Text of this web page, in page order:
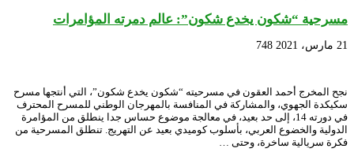
مسرحية “شكون يخدع شكون”: عالم دمرته المؤامرات
21 مارس، 2021 748
نجح المخرج أحمد العقون في مسرحيته “شكون يخدع شكون”، التي أنتجها مسرح
سكيكدة الجهوي، والمشاركة في المنافسة بالمهرجان الوطني للمسرح المحترف
في دورته 14، إلى حد بعيد، في معالجة موضوع حساس جدا ينطلق من المؤامرة
الدولية والخضوع العربي، بأسلوب كوميدي بعيد عن التهريج. تنطلق المسرحية من
فكرة سريالية ساخرة، وحتى …